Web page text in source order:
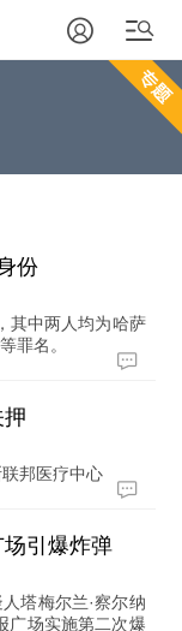
份
其中两人均为哈萨
罪名。
邦医疗中心
引爆炸弹
塔梅尔兰·察尔纳
广场实施第二次爆